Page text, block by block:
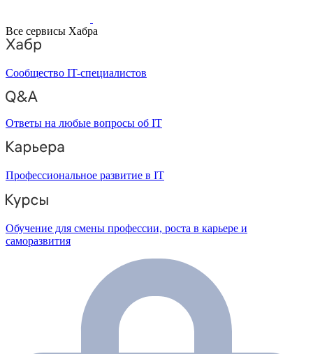
Все сервисы Хабра
Сообщество IT-специалистов
Ответы на любые вопросы об IT
Профессиональное развитие в IT
Обучение для смены профессии, роста в карьере и
саморазвития